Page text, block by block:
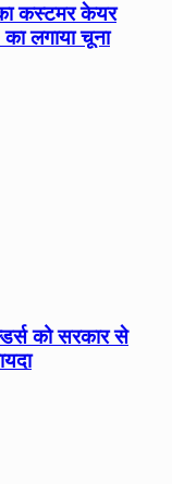
कस्टमर केयर
लगाया चूना
को सरकार से